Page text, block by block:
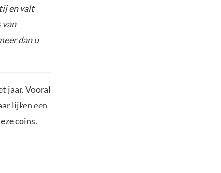
en valt
van
dan u
jaar. Vooral
lijken een
coins.